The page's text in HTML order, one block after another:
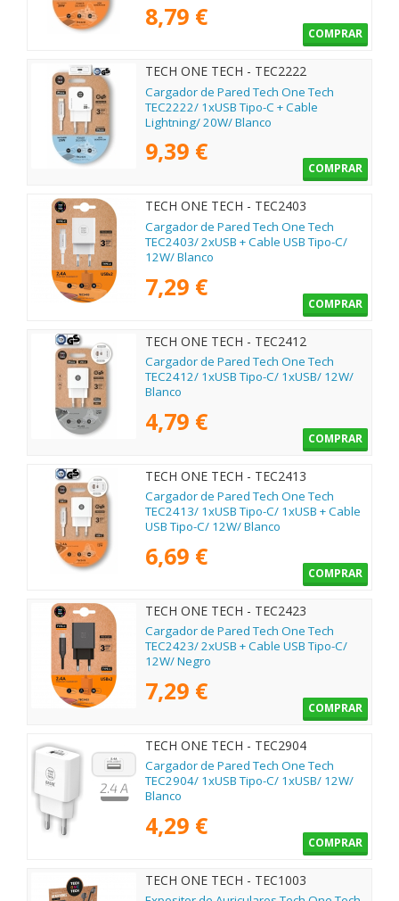
8,79 €
COMPRAR
TECH ONE TECH - TEC2222
Cargador de Pared Tech One Tech
TEC2222/ 1xUSB Tipo-C + Cable
Lightning/ 20W/ Blanco
9,39 €
COMPRAR
TECH ONE TECH - TEC2403
Cargador de Pared Tech One Tech
TEC2403/ 2xUSB + Cable USB Tipo-C/
12W/ Blanco
7,29 €
COMPRAR
TECH ONE TECH - TEC2412
Cargador de Pared Tech One Tech
TEC2412/ 1xUSB Tipo-C/ 1xUSB/ 12W/
Blanco
4,79 €
COMPRAR
TECH ONE TECH - TEC2413
Cargador de Pared Tech One Tech
TEC2413/ 1xUSB Tipo-C/ 1xUSB + Cable
USB Tipo-C/ 12W/ Blanco
6,69 €
COMPRAR
TECH ONE TECH - TEC2423
Cargador de Pared Tech One Tech
TEC2423/ 2xUSB + Cable USB Tipo-C/
12W/ Negro
7,29 €
COMPRAR
TECH ONE TECH - TEC2904
Cargador de Pared Tech One Tech
TEC2904/ 1xUSB Tipo-C/ 1xUSB/ 12W/
Blanco
4,29 €
COMPRAR
TECH ONE TECH - TEC1003